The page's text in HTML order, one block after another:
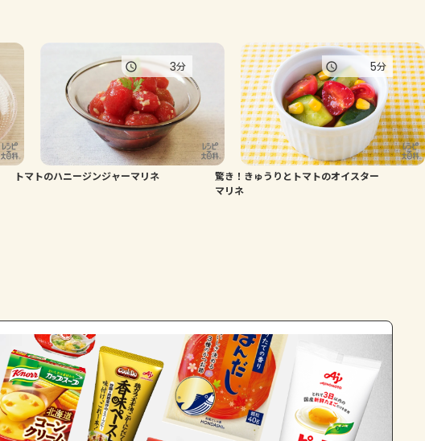
トマトのハニージンジャーマリネ
3分
驚き！きゅうりとトマトのオイスター
マリネ
5分